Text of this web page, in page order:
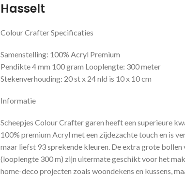
Hasselt
Colour Crafter Specificaties
Samenstelling: 100% Acryl Premium
Pendikte 4 mm 100 gram Looplengte: 300 meter
Stekenverhouding: 20 st x 24 nld is 10 x 10 cm
Informatie
Scheepjes Colour Crafter garen heeft een superieure
100% premium Acryl met een zijdezachte touch en is
maar liefst 93 sprekende kleuren. De extra grote bollen
(looplengte 300 m) zijn uitermate geschikt voor het
home-deco projecten zoals woondekens en kussens,